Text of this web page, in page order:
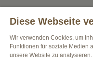
Diese Webseite
Wir verwenden Cookies, um
Funktionen für soziale Medien
unsere Website zu